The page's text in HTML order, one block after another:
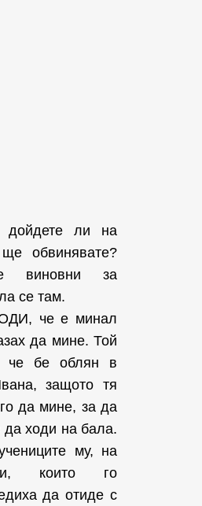
ли на
обвинявате?
виновни за
се там.
че е минал
да мине. Той
че бе облян в
защото тя
да мине, за да
да ходи на бала.
му, на
които го
да отиде с